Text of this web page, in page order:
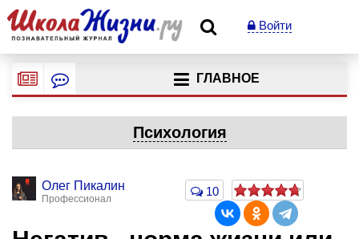
Войти
ГЛАВНОЕ
Психология
Олег Пикалин
Профессионал
10